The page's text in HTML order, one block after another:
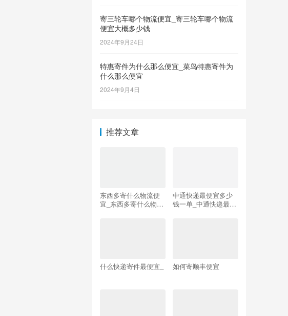
寄三轮车哪个物流便宜_寄三轮车哪个物流
便宜大概多少钱
2024年9月24日
特惠寄件为什么那么便宜_菜鸟特惠寄件为
什么那么便宜
2024年9月4日
推荐文章
东西多寄什么物流便
宜_东西多寄什么物流
中通快递最便宜多少
钱一单_中通快递最便
什么快递寄件最便宜_ 如何寄顺丰便宜